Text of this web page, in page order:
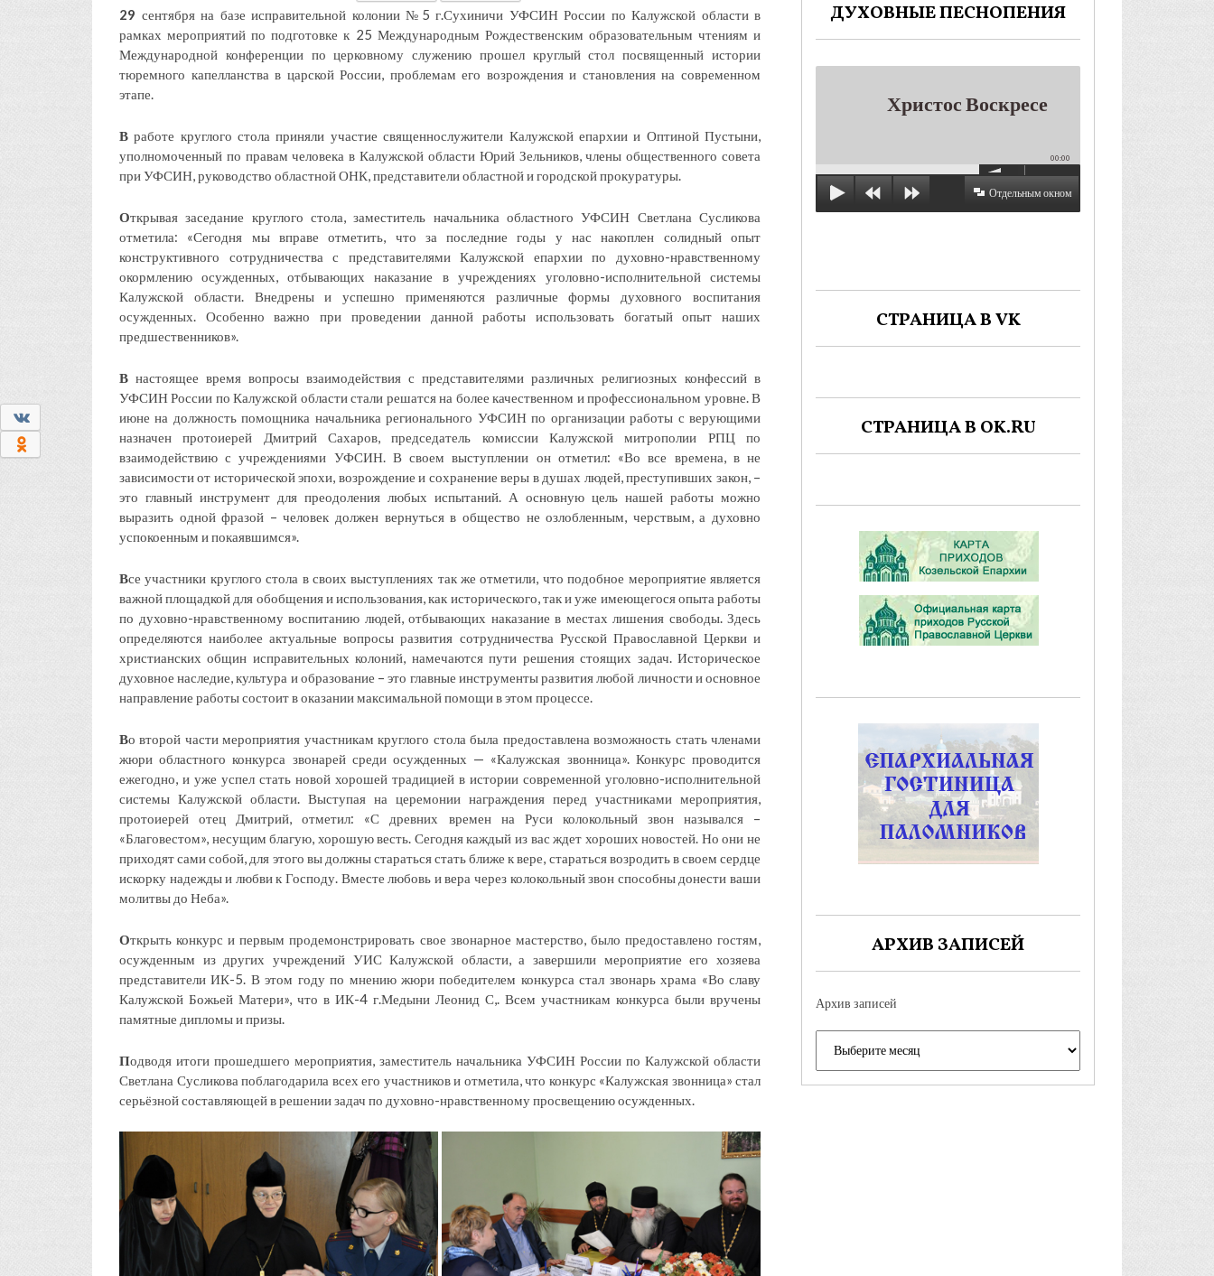
29 сентября на базе исправительной колонии №5 г.Сухиничи УФСИН России по Калужской области в
рамках мероприятий по подготовке к 25 Международным Рождественским образовательным чтениям и
Международной конференции по церковному служению прошел круглый стол посвященный истории
тюремного капелланства в царской России, проблемам его возрождения и становления на современном
этапе.
В работе круглого стола приняли участие священнослужители Калужской епархии и Оптиной Пустыни,
уполномоченный по правам человека в Калужской области Юрий Зельников, члены общественного совета
при УФСИН, руководство областной ОНК, представители областной и городской прокуратуры.
Открывая заседание круглого стола, заместитель начальника областного УФСИН Светлана Сусликова
отметила: «Сегодня мы вправе отметить, что за последние годы у нас накоплен солидный опыт
конструктивного сотрудничества с представителями Калужской епархии по духовно-нравственному
окормлению осужденных, отбывающих наказание в учреждениях уголовно-исполнительной системы
Калужской области. Внедрены и успешно применяются различные формы духовного воспитания
осужденных. Особенно важно при проведении данной работы использовать богатый опыт наших
предшественников».
В настоящее время вопросы взаимодействия с представителями различных религиозных конфессий в
УФСИН России по Калужской области стали решатся на более качественном и профессиональном уровне. В
июне на должность помощника начальника регионального УФСИН по организации работы с верующими
назначен протоиерей Дмитрий Сахаров, председатель комиссии Калужской митрополии РПЦ по
взаимодействию с учреждениями УФСИН. В своем выступлении он отметил: «Во все времена, в не
зависимости от исторической эпохи, возрождение и сохранение веры в душах людей, преступивших закон, –
это главный инструмент для преодоления любых испытаний. А основную цель нашей работы можно
выразить одной фразой – человек должен вернуться в общество не озлобленным, черствым, а духовно
успокоенным и покаявшимся».
Все участники круглого стола в своих выступлениях так же отметили, что подобное мероприятие является
важной площадкой для обобщения и использования, как исторического, так и уже имеющегося опыта работы
по духовно-нравственному воспитанию людей, отбывающих наказание в местах лишения свободы. Здесь
определяются наиболее актуальные вопросы развития сотрудничества Русской Православной Церкви и
христианских общин исправительных колоний, намечаются пути решения стоящих задач. Историческое
духовное наследие, культура и образование – это главные инструменты развития любой личности и основное
направление работы состоит в оказании максимальной помощи в этом процессе.
Во второй части мероприятия участникам круглого стола была предоставлена возможность стать членами
жюри областного конкурса звонарей среди осужденных — «Калужская звонница». Конкурс проводится
ежегодно, и уже успел стать новой хорошей традицией в истории современной уголовно-исполнительной
системы Калужской области. Выступая на церемонии награждения перед участниками мероприятия,
протоиерей отец Дмитрий, отметил: «С древних времен на Руси колокольный звон назывался –
«Благовестом», несущим благую, хорошую весть. Сегодня каждый из вас ждет хороших новостей. Но они не
приходят сами собой, для этого вы должны стараться стать ближе к вере, стараться возродить в своем сердце
искорку надежды и любви к Господу. Вместе любовь и вера через колокольный звон способны донести ваши
молитвы до Неба».
Открыть конкурс и первым продемонстрировать свое звонарное мастерство, было предоставлено гостям,
осужденным из других учреждений УИС Калужской области, а завершили мероприятие его хозяева
представители ИК-5. В этом году по мнению жюри победителем конкурса стал звонарь храма «Во славу
Калужской Божьей Матери», что в ИК-4 г.Медыни Леонид С,. Всем участникам конкурса были вручены
памятные дипломы и призы.
Подводя итоги прошедшего мероприятия, заместитель начальника УФСИН России по Калужской области
Светлана Сусликова поблагодарила всех его участников и отметила, что конкурс «Калужская звонница» стал
серьёзной составляющей в решении задач по духовно-нравственному просвещению осужденных.
ДУХОВНЫЕ ПЕСНОПЕНИЯ
Христос Воскресе
00:00
Отдельным окном
СТРАНИЦА В VK
СТРАНИЦА В OK.RU
АРХИВ ЗАПИСЕЙ
Архив записей